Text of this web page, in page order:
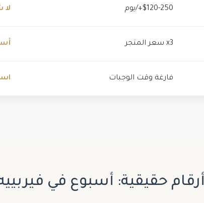
$120-250+/يوم
x3 سعر المتجر
فارغة وقت الوجبات
أرقام حقيقية: أسبوع في